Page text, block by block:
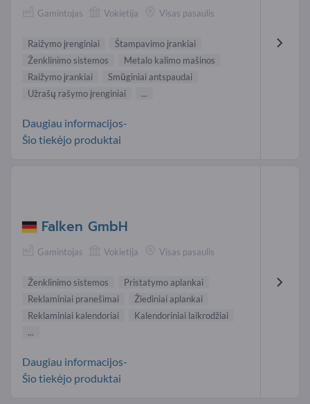
Gamintojas Vokietija Visas pasaulis
Raižymo įrenginiai
Štampavimo įrankiai
Ženklinimo sistemos
Metalo kalimo mašinos
Raižymo įrankiai
Smūginiai antspaudai
Užrašų rašymo įrenginiai
...
Daugiau informacijos-
Šio tiekėjo produktai
Falken GmbH
Gamintojas Vokietija Visas pasaulis
Ženklinimo sistemos
Pristatymo aplankai
Reklaminiai pranešimai
Žiediniai aplankai
Reklaminiai kalendoriai
Kalendoriniai laikrodžiai
...
Daugiau informacijos-
Šio tiekėjo produktai